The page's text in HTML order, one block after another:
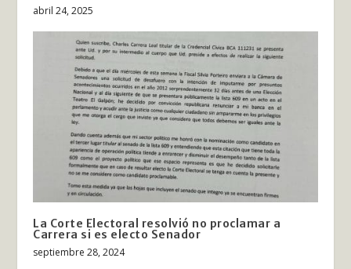
abril 24, 2025
La Corte Electoral resolvió no proclamar a
Carrera si es electo Senador
septiembre 28, 2024